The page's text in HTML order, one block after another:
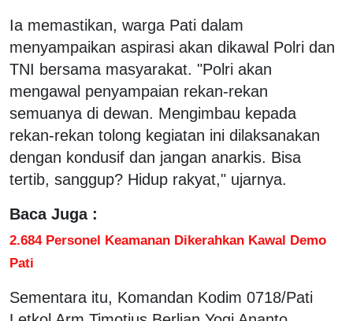
Ia memastikan, warga Pati dalam
menyampaikan aspirasi akan dikawal Polri dan
TNI bersama masyarakat. "Polri akan
mengawal penyampaian rekan-rekan
semuanya di dewan. Mengimbau kepada
rekan-rekan tolong kegiatan ini dilaksanakan
dengan kondusif dan jangan anarkis. Bisa
tertib, sanggup? Hidup rakyat," ujarnya.
Baca Juga :
2.684 Personel Keamanan Dikerahkan Kawal Demo
Pati
Sementara itu, Komandan Kodim 0718/Pati